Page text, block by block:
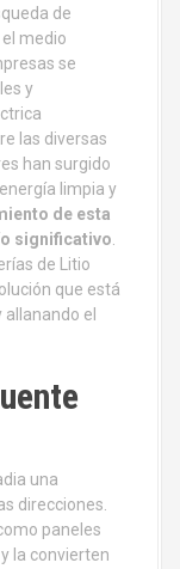
de
medio
se
y
las diversas
han surgido
limpia y
de esta
significativo.
de Litio
que está
el
una
direcciones.
paneles
la convierten